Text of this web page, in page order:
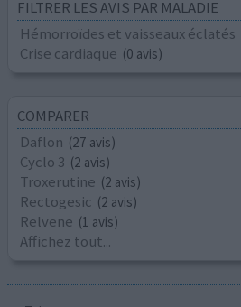
FILTRER LES AVIS PAR MALADIE
Hémorroïdes et vaisseaux éclatés
Crise cardiaque (0 avis)
COMPARER
Daflon (27 avis)
Cyclo 3 (2 avis)
Troxerutine (2 avis)
Rectogesic (2 avis)
Relvene (1 avis)
Affichez tout...